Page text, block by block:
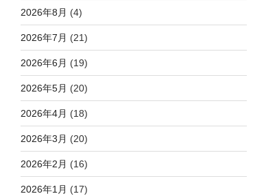
2026年8月 (4)
2026年7月 (21)
2026年6月 (19)
2026年5月 (20)
2026年4月 (18)
2026年3月 (20)
2026年2月 (16)
2026年1月 (17)